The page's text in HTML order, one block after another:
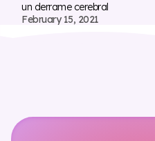
un derrame cerebral
February 15, 2021